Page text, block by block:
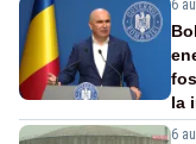
6
la
6